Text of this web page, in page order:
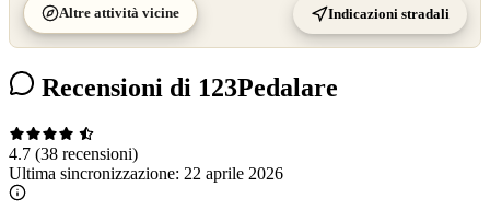
Altre attività vicine Indicazioni stradali
Recensioni di 123Pedalare
4.7 (38 recensioni)
Ultima sincronizzazione: 22 aprile 2026